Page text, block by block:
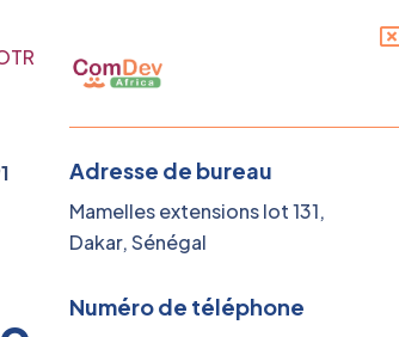
SAVOIR FAIRE NOTRE
Adresse de bureau
Mamelles extensions lot 131,
Dakar, Sénégal
Numéro de téléphone